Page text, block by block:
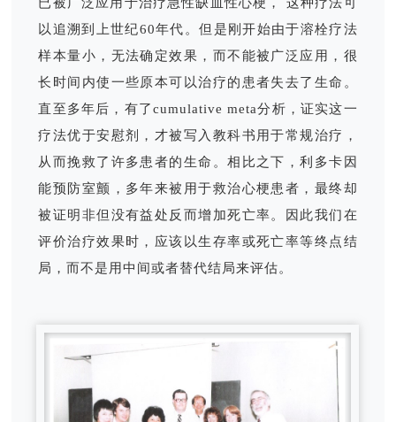
以追溯到上世纪60年代。但是刚开始由于溶栓疗法
样本量小，无法确定效果，而不能被广泛应用，很
长时间内使一些原本可以治疗的患者失去了生命。
直至多年后，有了cumulative meta分析，证实这一
疗法优于安慰剂，才被写入教科书用于常规治疗，
从而挽救了许多患者的生命。相比之下，利多卡因
能预防室颤，多年来被用于救治心梗患者，最终却
被证明非但没有益处反而增加死亡率。因此我们在
评价治疗效果时，应该以生存率或死亡率等终点结
局，而不是用中间或者替代结局来评估。